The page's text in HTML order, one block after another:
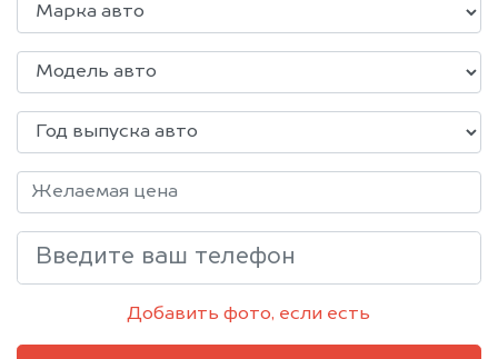
Добавить фото, если есть